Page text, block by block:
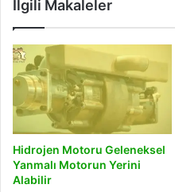
İlgili Makaleler
Hidrojen Motoru Geleneksel
Yanmalı Motorun Yerini
Alabilir